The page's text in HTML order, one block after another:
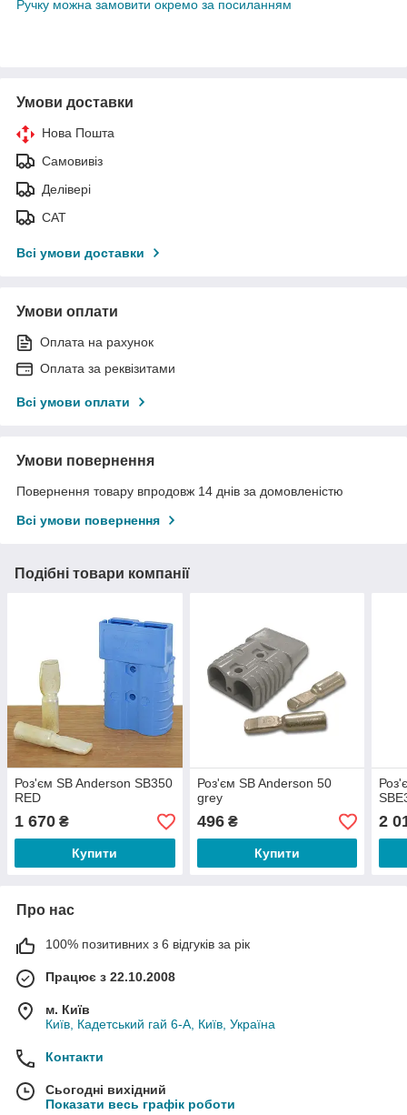
Ручку можна замовити окремо за посиланням
Умови доставки
Нова Пошта
Самовивіз
Делівері
САТ
Всі умови доставки
Умови оплати
Оплата на рахунок
Оплата за реквізитами
Всі умови оплати
Умови повернення
Повернення товару впродовж 14 днів за домовленістю
Всі умови повернення
Подібні товари компанії
Роз'єм SB Anderson SB350
RED
1 670 ₴
Купити
Роз'єм SB Anderson 50
grey
496₴
Купити
2
Про нас
100% позитивних з 6 відгуків за рік
Працює з 22.10.2008
м. Київ
Київ, Кадетський гай 6-А, Київ, Україна
Контакти
Сьогодні вихідний
Показати весь графік роботи